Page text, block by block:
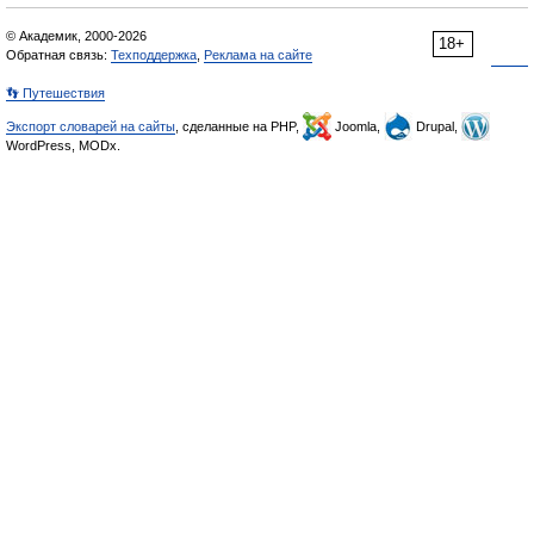
18+
© Академик, 2000-2026
Обратная связь: Техподдержка Реклама на сайте
👣 Путешествия
Экспорт словарей на сайты , сделанные на PHP, Joomla,
Drupal,
WordPress, MODx.